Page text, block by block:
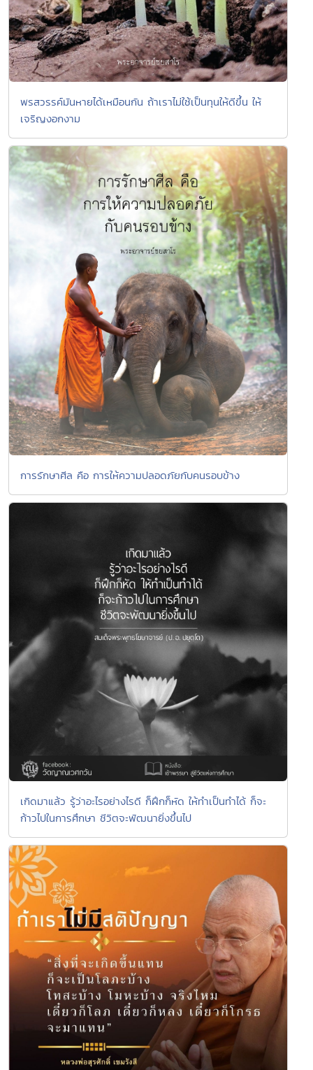
พรสวรรค์มันหายได้เหมือนกัน ถ้าเราไม่ใช้เป็นทุนให้ดีขึ้น ให้
เจริญงอกงาม
การรักษาศีล คือ การให้ความปลอดภัยกับคนรอบข้าง
เกิดมาแล้ว รู้ว่าอะไรอย่างไรดี ก็ฝึกก็หัด ให้ทำเป็นทำได้ ก็จะ
ก้าวไปในการศึกษา ชีวิตจะพัฒนายิ่งขึ้นไป